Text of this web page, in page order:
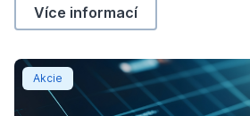
t
o
c
investory.
Plán budoucnosti Číny: co
Více informací
Akcie
Po silném roce IPO by letos